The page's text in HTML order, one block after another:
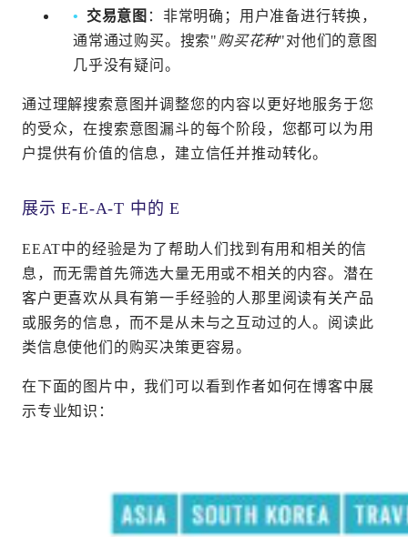
交易意图 ：非常明确；用户准备进行转换，
通常通过购买。搜索" 购买花种"对他们的意图
几乎没有疑问。
通过理解搜索意图并调整您的内容以更好地服务于您
的受众，在搜索意图漏斗的每个阶段，您都可以为用
户提供有价值的信息，建立信任并推动转化。
展示 E-E-A-T 中的 E
EEAT中的经验是为了帮助人们找到有用和相关的信
息，而无需首先筛选大量无用或不相关的内容。潜在
客户更喜欢从具有第一手经验的人那里阅读有关产品
或服务的信息，而不是从未与之互动过的人。阅读此
类信息使他们的购买决策更容易。
在下面的图片中，我们可以看到作者如何在博客中展
示专业知识：